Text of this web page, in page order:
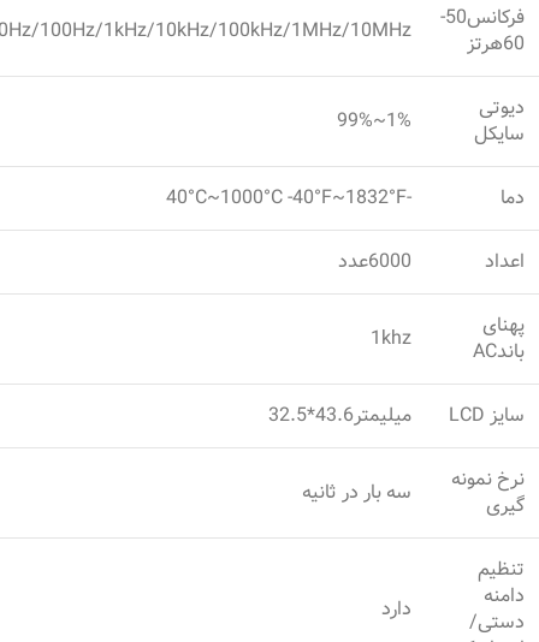
فرکانس50-
60هرتز
100Hz/1kHz/10kHz/100kHz/1MHz/10MHz
دیوتی
سایکل
1%~99%
دما -40°C~1000°C -40°F~1832°F
اعداد 6000عدد
پهنای
باندAC
1khz
سایز LCD میلیمتر43.6*32.5
نرخ نمونه
گیری
سه بار در ثانیه
تنظیم
دامنه
دستی/
دارد